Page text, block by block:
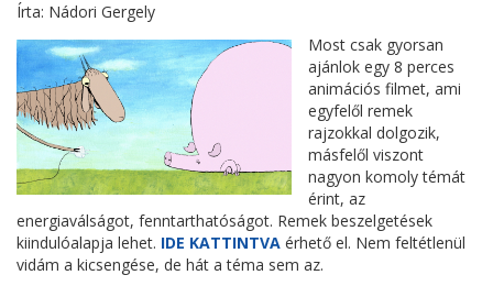
Írta: Nádori Gergely
Most csak gyorsan
ajánlok egy 8 perces
animációs filmet, ami
egyfelől remek
rajzokkal dolgozik,
másfelől viszont
nagyon komoly témát
érint, az
energiaválságot, fenntarthatóságot. Remek beszelgetések
kiindulóalapja lehet. IDE KATTINTVA érhető el. Nem feltétlenül
vidám a kicsengése, de hát a téma sem az.